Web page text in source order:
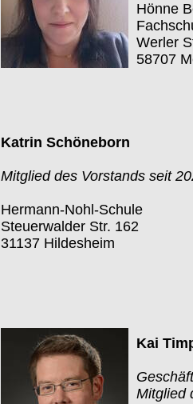
Hönne
Werler
58707
Katrin Schöneborn
Mitglied des Vorstands seit
Hermann-Nohl-Schule
Steuerwalder Str. 162
31137 Hildesheim
Kai
Mitglied